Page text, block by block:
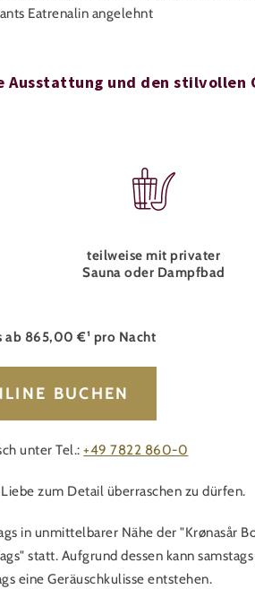
Eatrenalin angelehnt
Ausstattung und den stilvollen
teilweise mit privater
Sauna oder Dampfbad
ab 865,00 €¹ pro Nacht
BUCHEN
unter Tel.:+49 7822 860-0
zum Detail überraschen zu dürfen.
in unmittelbarer Nähe der "Krønasår
statt. Aufgrund dessen kann
eine Geräuschkulisse entstehen.